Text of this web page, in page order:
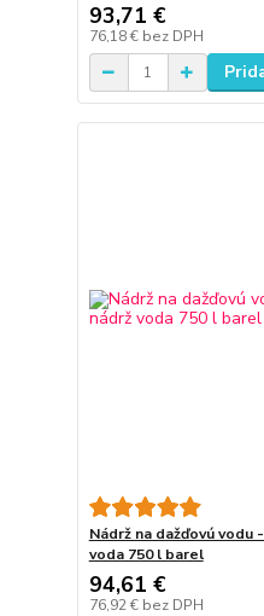
93,71 €
76,18 € bez DPH
Nádrž na dažďovú vodu
voda 750 l barel
94,61 €
76,92 € bez DPH